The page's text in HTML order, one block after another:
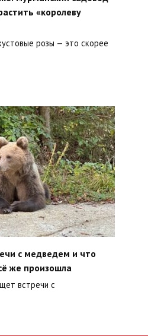
«королеву
розы — это скорее
с медведем и что
же произошла
встречи с